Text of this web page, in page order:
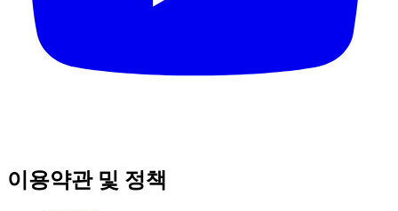
이용약관 및 정책